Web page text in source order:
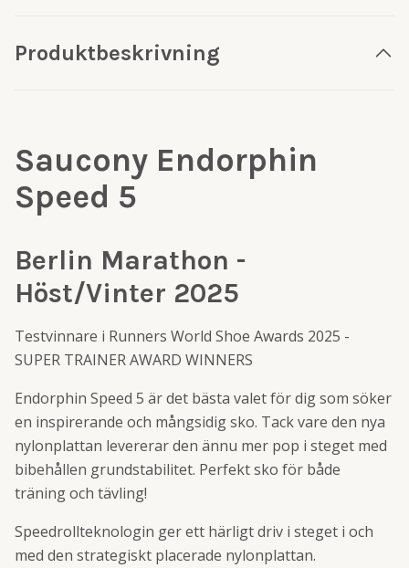
Produktbeskrivning
Saucony Endorphin
Speed 5
Berlin Marathon -
Höst/Vinter 2025
Testvinnare i Runners World Shoe Awards 2025 -
SUPER TRAINER AWARD WINNERS
Endorphin Speed 5 är det bästa valet för dig som söker
en inspirerande och mångsidig sko. Tack vare den nya
nylonplattan levererar den ännu mer pop i steget med
bibehållen grundstabilitet. Perfekt sko för både
träning och tävling!
Speedrollteknologin ger ett härligt driv i steget i och
med den strategiskt placerade nylonplattan.